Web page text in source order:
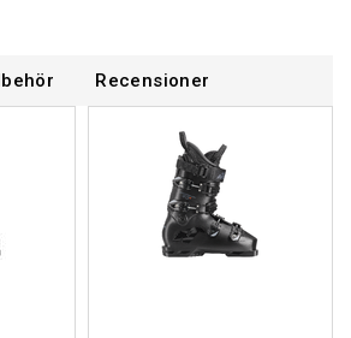
Recensioner